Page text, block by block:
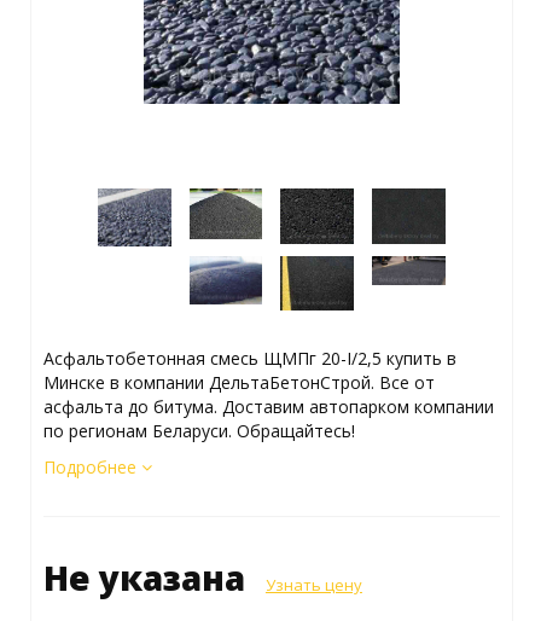
Асфальтобетонная смесь ЩМПг 20-I/2,5 купить в
Минске в компании ДельтаБетонСтрой. Все от
асфальта до битума. Доставим автопарком компании
по регионам Беларуси. Обращайтесь!
Подробнее
Не указана Узнать цену